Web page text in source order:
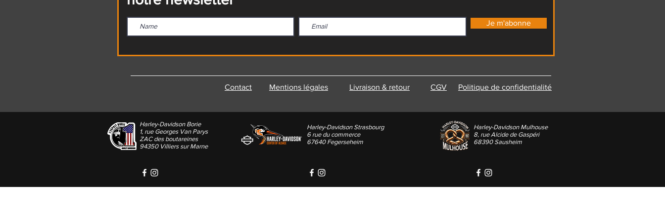
Je m'abonne
Contact Mentions légales Livraison & retour CGV Politique de confidentialité
Harley-Davidson Borie
1, rue Georges Van Parys
ZAC des boutareines
94350 Villiers sur Marne
Harley-Davidson Strasbourg
6 rue du commerce
67640 Fegerseheim
Harley-Davidson Mulhouse
8, rue Alcide de Gaspéri
68390 Sausheim